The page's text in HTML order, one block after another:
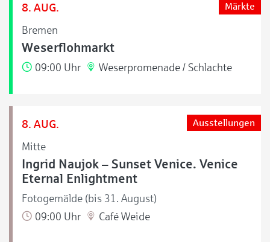
8. AUG.
Bremen
Märkte
Weserflohmarkt
09:00 Uhr Weserpromenade / Schlachte
8. AUG.
Mitte
Ausstellungen
Ingrid Naujok – Sunset Venice. Venice
Eternal Enlightment
Fotogemälde (bis 31. August)
09:00 Uhr
Café Weide